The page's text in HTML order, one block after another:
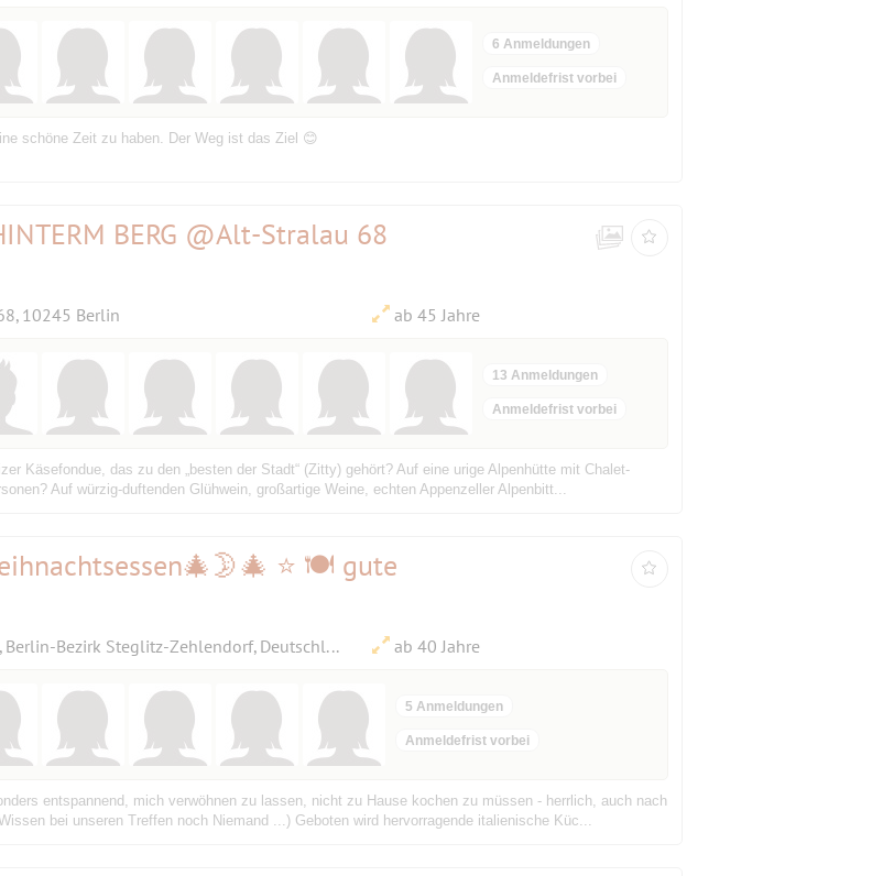
6 Anmeldungen
Anmeldefrist vorbei
schöne Zeit zu haben. Der Weg ist das Ziel 😊
BERG @Alt-Stralau 68
10245 Berlin ab 45 Jahre
13 Anmeldungen
Anmeldefrist vorbei
Käsefondue, das zu den „besten der Stadt“ (Zitty) gehört? Auf eine urige Alpenhütte mit Chalet-
Auf würzig-duftenden Glühwein, großartige Weine, echten Appenzeller Alpenbitt...
⭐ 🍽 gute
Lichterfelde, Berlin-Bezirk Steglitz-Zehlendorf, Deutschland ab 40 Jahre
5 Anmeldungen
Anmeldefrist vorbei
entspannend, mich verwöhnen zu lassen, nicht zu Hause kochen zu müssen - herrlich, auch nach
bei unseren Treffen noch Niemand ...) Geboten wird hervorragende italienische Küc...